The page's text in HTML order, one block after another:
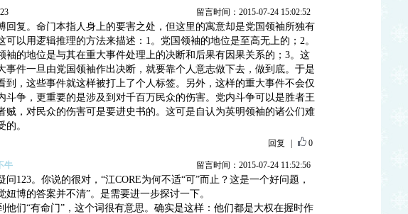
留言时间：2015-07-24 15:02:52
回复。命门本指人身上的要害之处，但这里的寓意却是党国领袖所独有
可以用逻辑推理的方法来描述：1。党国领袖的地位是至高无上的；2。
袖的地位是与其在重大事件处理上的决断和后果有因果关系的；3。这
事件一旦由党国领袖作出决断，就要靠个人意志做下去，做到底。于是
到，这些事件就这样被打上了个人标签。另外，这样的重大事件不会仅
斗争，更重要的是涉及到对千百万民众的伤害。党内斗争可以是胜者王
贼，对民众的伤害可是要进史书的。这可是自认为英明领袖的诸公们难
的。
回复 0
牛 留言时间：2015-07-24 11:52:56
问123。你说的很对，“江CORE为何不适“可”而止？这是一个好问题，
妞博的答案并不清”。是需要进一步探讨一下。
他们“有命门”，这个词很有意思。确实是这样：他们都是大权在握时作